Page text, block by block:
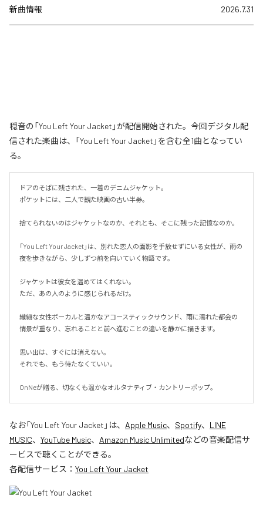
新曲情報 2026.7.31
穏音の「You Left Your Jacket」が配信開始された。今回デジタル配
信された楽曲は、「You Left Your Jacket」を含む全1曲となってい
る。
ドアのそばに残された、一着のデニムジャケット。
ポケットには、二人で観た映画の古い半券。
捨てられないのはジャケットなのか、それとも、そこに残った記憶なのか。
「You Left Your Jacket」は、別れた恋人の面影を手放せずにいる女性が、雨の
夜を歩きながら、少しずつ前を向いていく物語です。
ジャケットは彼女を温めてはくれない。
ただ、あの人のように感じられるだけ。
繊細な女性ボーカルと温かなアコースティックサウンド、雨に濡れた都会の
情景が重なり、忘れることと前へ進むことの違いを静かに描きます。
思い出は、すぐには消えない。
それでも、もう待たなくていい。
OnNeが贈る、切なくも温かなオルタナティブ・カントリーポップ。
なお「You Left Your Jacket 」は、 Apple Music、 Spotify、 LINE
MUSIC、 YouTube Music、 Amazon Music Unlimitedなどの音楽配信サ
ービスで聴くことができる。
各配信サービス： You Left Your Jacket